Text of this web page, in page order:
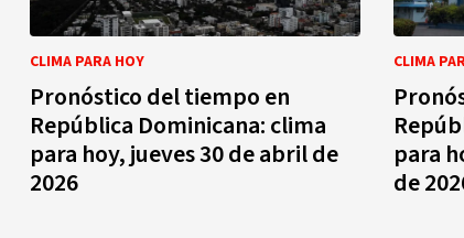
CLIMA PARA HOY
Pronóstico del tiempo en
República Dominicana: clima
para hoy, jueves 30 de abril de
2026
CLIMA
para
de